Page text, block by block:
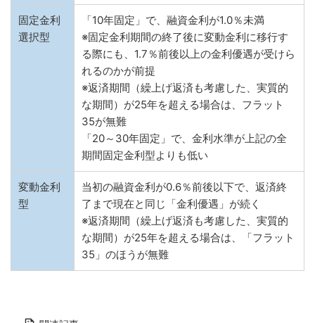
固定金利
選択型
「10年固定」で、融資金利が1.0％未満
※固定金利期間の終了後に変動金利に移行す
る際にも、1.7％前後以上の金利優遇が受けら
れるのかが前提
※返済期間（繰上げ返済も考慮した、実質的
な期間）が25年を超える場合は、フラット
35が無難
「20～30年固定」で、金利水準が上記の全
期間固定金利型よりも低い
変動金利
型
当初の融資金利が0.6％前後以下で、返済終
了まで現在と同じ「金利優遇」が続く
※返済期間（繰上げ返済も考慮した、実質的
な期間）が25年を超える場合は、「フラット
35」のほうが無難